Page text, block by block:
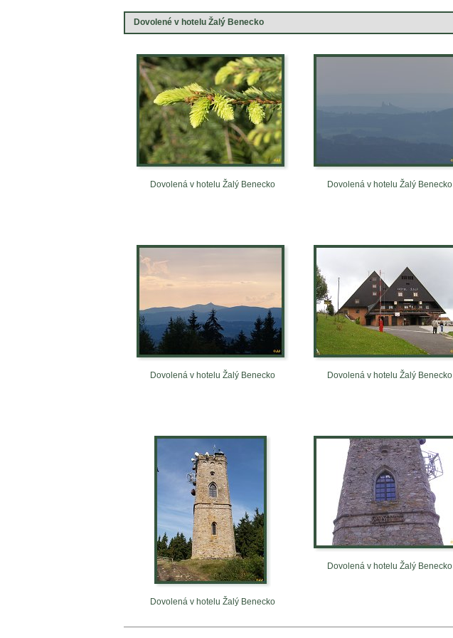
Dovolené v hotelu Žalý Benecko
Dovolená v hotelu Žalý Benecko Dovolená v hotelu Žalý Benecko
Dovolená v hotelu Žalý Benecko Dovolená v hotelu Žalý Benecko
Dovolená v hotelu Žalý Benecko
Dovolená v hotelu Žalý Benecko